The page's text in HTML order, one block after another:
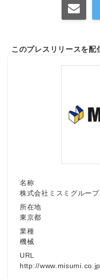
このプレスリリースを配
名称
株式会社ミスミグループ
所在地
東京都
業種
機械
URL
http://